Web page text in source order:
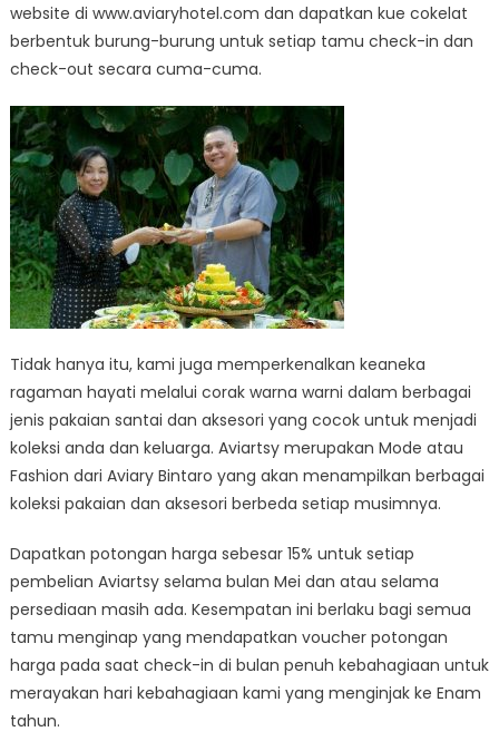
website di www.aviaryhotel.com dan dapatkan kue cokelat
berbentuk burung-burung untuk setiap tamu check-in dan
check-out secara cuma-cuma.
Tidak hanya itu, kami juga memperkenalkan keaneka
ragaman hayati melalui corak warna warni dalam berbagai
jenis pakaian santai dan aksesori yang cocok untuk menjadi
koleksi anda dan keluarga. Aviartsy merupakan Mode atau
Fashion dari Aviary Bintaro yang akan menampilkan berbagai
koleksi pakaian dan aksesori berbeda setiap musimnya.
Dapatkan potongan harga sebesar 15% untuk setiap
pembelian Aviartsy selama bulan Mei dan atau selama
persediaan masih ada. Kesempatan ini berlaku bagi semua
tamu menginap yang mendapatkan voucher potongan
harga pada saat check-in di bulan penuh kebahagiaan untuk
merayakan hari kebahagiaan kami yang menginjak ke Enam
tahun.